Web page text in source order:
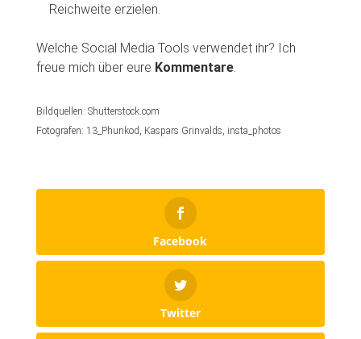
Reichweite erzielen.
Welche Social Media Tools verwendet ihr? Ich
freue mich über eure Kommentare.
Bildquellen: Shutterstock.com
Fotografen: 13_Phunkod, Kaspars Grinvalds, insta_photos
Facebook
Twitter